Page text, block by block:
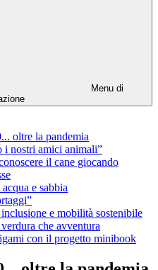
Menu di
oltre la pandemia
i nostri amici animali”
il cane giocando
e sabbia
e mobilità sostenibile
che avventura
con il progetto minibook